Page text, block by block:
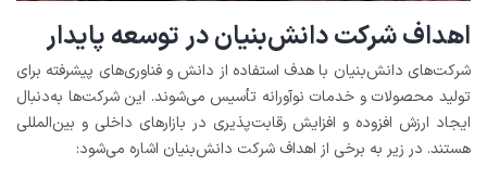
اهداف شرکت دانش‌بنیان در توسعه پایدار
شرکت‌های دانش‌بنیان با هدف استفاده از دانش و فناوری‌های پیشرفته برای
تولید محصولات و خدمات نوآورانه تأسیس می‌شوند. این شرکت‌ها به‌دنبال
ایجاد ارزش افزوده و افزایش رقابت‌پذیری در بازارهای داخلی و بین‌المللی
هستند. در زیر به برخی از اهداف شرکت دانش‌بنیان اشاره می‌شود: